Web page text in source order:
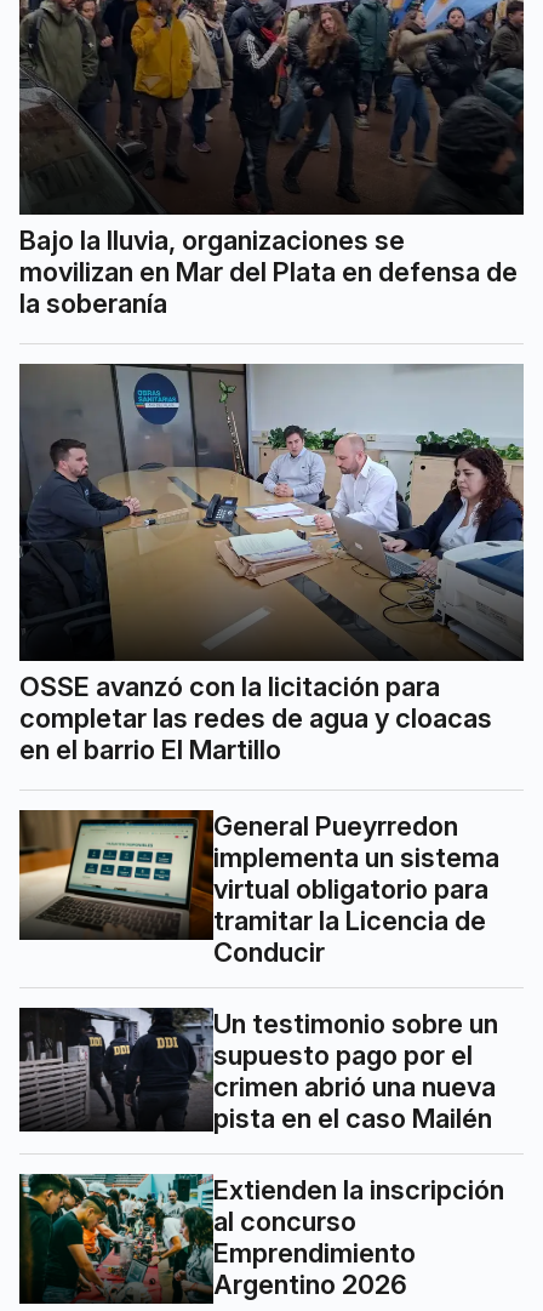
Bajo la lluvia, organizaciones se
movilizan en Mar del Plata en defensa de
la soberanía
OSSE avanzó con la licitación para
completar las redes de agua y cloacas
en el barrio El Martillo
General Pueyrredon
implementa un sistema
virtual obligatorio para
tramitar la Licencia de
Conducir
Un testimonio sobre un
supuesto pago por el
crimen abrió una nueva
pista en el caso Mailén
Extienden la inscripción
al concurso
Emprendimiento
Argentino 2026